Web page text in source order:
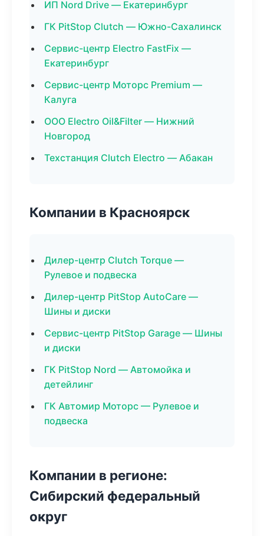
ИП Nord Drive — Екатеринбург
ГК PitStop Clutch — Южно-Сахалинск
Сервис-центр Electro FastFix —
Екатеринбург
Сервис-центр Моторс Premium —
Калуга
ООО Electro Oil&Filter — Нижний
Новгород
Техстанция Clutch Electro — Абакан
Компании в Красноярск
Дилер-центр Clutch Torque —
Рулевое и подвеска
Дилер-центр PitStop AutoCare —
Шины и диски
Сервис-центр PitStop Garage — Шины
и диски
ГК PitStop Nord — Автомойка и
детейлинг
ГК Автомир Моторс — Рулевое и
подвеска
Компании в регионе:
Сибирский федеральный
округ